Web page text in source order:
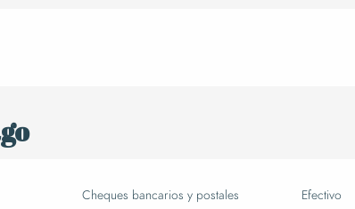
Cheques bancarios y postales Efectivo